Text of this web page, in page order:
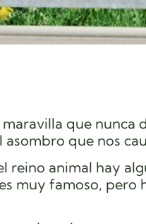
que nunca
que nos
reino animal hay
muy famoso, pero